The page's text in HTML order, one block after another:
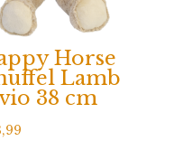
Horse
Lamb
38 cm